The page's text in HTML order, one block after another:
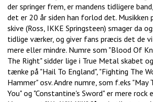
der springer frem, er mandens tidligere
det er 20 år siden han forlod det. Musikken
skive (Ross, IKKE Springsteen) smager da
tidlige værker, og giver fans præcis det de
mere eller mindre. Numre som "Blood Of
The Right" sidder lige i True Metal skabet
tænke på "Hail To England", "Fighting The
Hammer" osv. Andre numre, som f.eks "May
You" og "Constantine's Sword" er mere rock